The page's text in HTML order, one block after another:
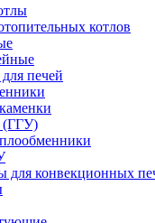
котлов
печей
(ГГУ)
для конвекционных